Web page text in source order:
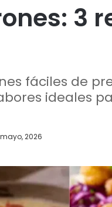
3
fáciles de
ideales
2026